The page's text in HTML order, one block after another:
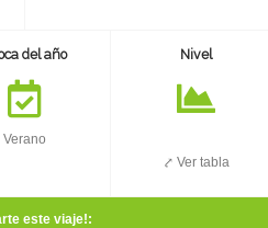
del año
Verano
Nivel
⤤ Ver tabla
este viaje!: